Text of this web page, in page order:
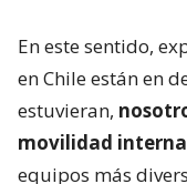
En este sentido,
en Chile están en
estuvieran,
movilidad
equipos más